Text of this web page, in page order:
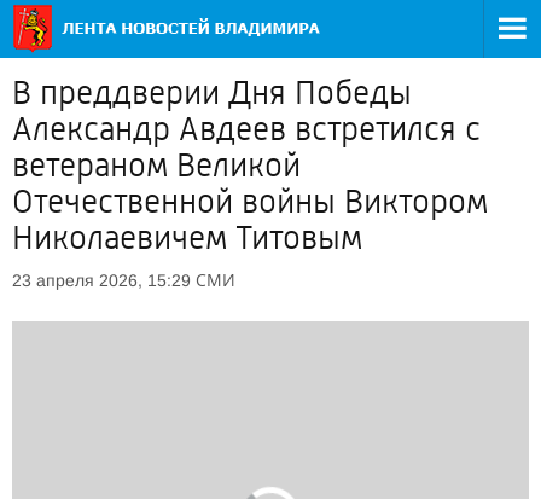
В преддверии Дня Победы
Александр Авдеев встретился с
ветераном Великой
Отечественной войны Виктором
Николаевичем Титовым
23 апреля 2026, 15:29 СМИ